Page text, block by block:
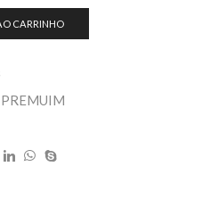
CARRINHO